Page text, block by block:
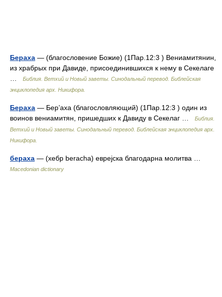
Бераха — (благословение Божие) (1Пар.12:3 ) Вениамитянин,
из храбрых при Давиде, присоединившихся к нему в Секелаге
Библия. Ветхий и Новый заветы. Синодальный перевод. Библейская
энциклопедия арх. Никифора.
Бераха — Бер’аха (благословляющий) (1Пар.12:3 ) один из
воинов вениамитян, пришедших к Давиду в Секелаг …
Библия.
Ветхий и Новый заветы. Синодальный перевод. Библейская энциклопедия арх.
Никифора.
бераха — (хебр beracha) еврејска благодарна молитва …
Macedonian dictionary